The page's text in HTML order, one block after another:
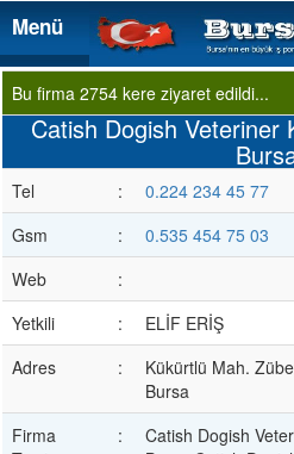
Menü
Menü
Bu firma 2754 kere ziyaret edildi...
Catish Dogish Veteriner
Tel :
0.224 234 45 77
Gsm
:
0.535 454 75 03
Web
:
Yetkili
:
ELİF ERİŞ
Adres
:
Kükürtlü Mah.
Bursa
Firma
:
Catish Dogish